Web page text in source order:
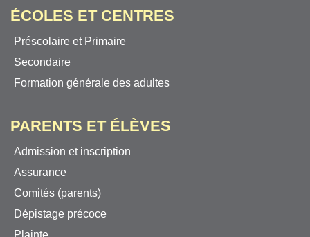
ÉCOLES ET CENTRES
Préscolaire et Primaire
Secondaire
Formation générale des adultes
PARENTS ET ÉLÈVES
Admission et inscription
Assurance
Comités (parents)
Dépistage précoce
Plainte